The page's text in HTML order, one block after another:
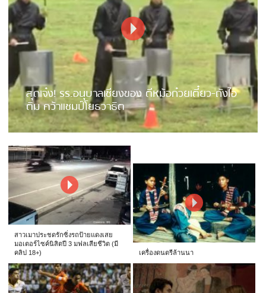
สุดเจ๋ง! รร.อนุบาลเชียงของ ตีหม้อก๋วยเตี๋ยว-ถังไอ
ติม คว้าแชมป์โยธวาธิต
สาวเมาประชดรักซิ่งรถป้ายแดงเสย
มอเตอร์ไซค์นิสิตปี 3 มฟลเสียชีวิต (มี
คลิป 18+)
เครื่องดนตรีล้านนา